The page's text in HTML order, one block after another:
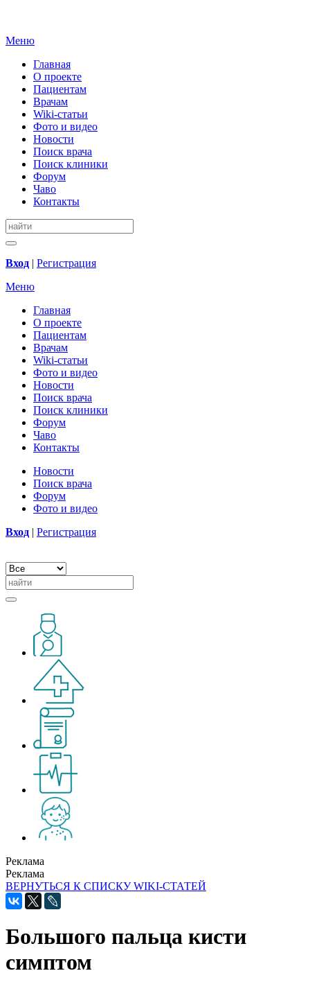
Меню
Главная
О проекте
Пациентам
Врачам
Wiki-статьи
Фото и видео
Новости
Поиск врача
Поиск клиники
Форум
Чаво
Контакты
Вход | Регистрация
Меню
Главная
О проекте
Пациентам
Врачам
Wiki-статьи
Фото и видео
Новости
Поиск врача
Поиск клиники
Форум
Чаво
Контакты
Новости
Поиск врача
Форум
Фото и видео
Вход | Регистрация
Реклама
Реклама
ВЕРНУТЬСЯ К СПИСКУ WIKI-СТАТЕЙ
Большого пальца кисти
симптом